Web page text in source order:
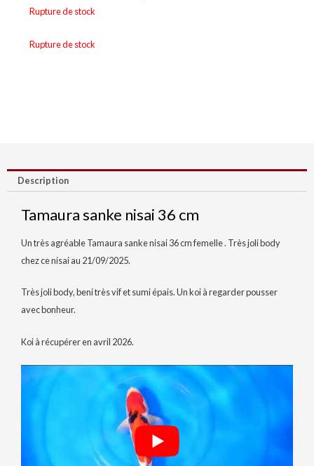
Rupture de stock
Rupture de stock
Description
Tamaura sanke nisai 36 cm
Un très agréable Tamaura sanke nisai 36 cm femelle . Très joli body
chez ce nisai au 21/09/2025.
Très joli body, beni très vif et sumi épais. Un koi à regarder pousser
avec bonheur.
Koi à récupérer en avril 2026.